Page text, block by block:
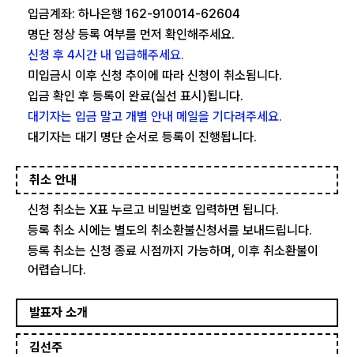
입금계좌: 하나은행 162-910014-62604
명단 정상 등록 여부를 먼저 확인해주세요.
신청 후 4시간 내 입급해주세요.
미입금시 이후 신청 추이에 따라 신청이 취소됩니다.
입금 확인 후 등록이 완료(실선 표시)됩니다.
대기자는 입금 말고 개별 안내 메일을 기다려주세요.
대기자는 대기 명단 순서로 등록이 진행됩니다.
취소 안내
신청 취소는 X표 누르고 비밀번호 입력하면 됩니다.
등록 취소 시에는 별도의 취소환불신청서를 보내드립니다.
등록 취소는 신청 종료 시점까지 가능하며, 이후 취소환불이
어렵습니다.
발표자 소개
김선주